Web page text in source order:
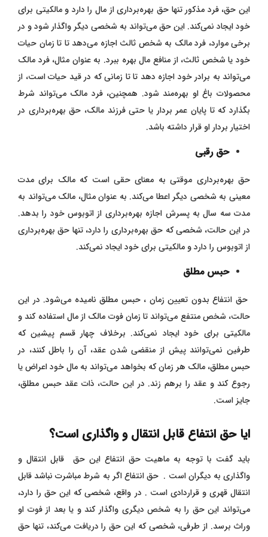
این حق، فرد مذکور تنها حق بهره‌برداری از مال را دارد و مالکیتی برای
خود ایجاد نمی‌کند. این حق می‌تواند به شخصی دیگر واگذار شود و در
برخی موارد، فرد مالک به شخص ثالث اجازه می‌دهد تا تا زمان حیات
خود یا شخص ثالث، از منافع مال بهره ببرد. به عنوان مثال، فرد مالک
می‌تواند به برادر خود اجازه دهد تا تا زمانی که در قید حیات است، از
محصولات باغ او بهره‌مند شود. همچنین، فرد مالک می‌تواند شرط
بگذارد که تا پایان عمر بردار یا حتی فرزند مالک، حق بهره‌برداری در
اختیار بردار او قرار داشته باشد.
حق رقبی
حق بهره‌برداری موقتی به معنای حقی است که مالک برای مدت
معینی به شخصی دیگر اعطا می‌کند. به عنوان مثال، مالک می‌تواند به
مدت سه سال به پسرش اجازه بهره‌برداری از اتوبوس خود را بدهد.
در این حالت، شخصی که حق بهره‌برداری را دارد، تنها حق بهره‌برداری
از اتوبوس را دارد و مالکیتی برای خود ایجاد نمی‌کند.
حبس مطلق
حق انتفاع بدون تعیین زمان ، حبس مطلق نامیده می‌شود. در این
حالت، شخص منتفع می‌تواند تا زمان فوت مالک از مال استفاده کند و
مالکیتی برای خود ایجاد نمی‌کند. برخلاف چهار قسم پیشین که
طرفین نمی‌توانند پیش از منقضی شدن عقد، آن را باطل کنند، در
حبس مطلق، مالک هر زمان که بخواهد می‌تواند به مال خود اعراض یا
رجوع کند و عقد را برهم زند. در این حالت، ذات عقد حبس مطلق،
جایز است.
ایا حق انتفاع قابل انتقال و واگذاری است؟
باید گفت با توجه به ماهیت حق انتفاع این حق قابل انتقال و
واگذاری به دیگران است . حق انتفاع اگر به شرط مباشرت نباشد قابل
انتقال قهری و قراردادی است . در واقع، شخصی که این حق را دارد،
می‌تواند این حق را به شخص دیگری واگذار کند و یا بعد از فوت او
وراث برسد. از طرفی، شخصی که این حق را دریافت می‌کند، تنها حق